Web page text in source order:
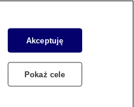
Akceptuję
Pokaż cele